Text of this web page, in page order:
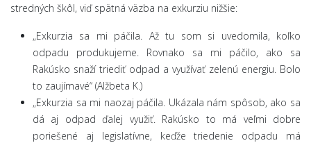
stredných škôl, viď spätná väzba na exkurziu nižšie:
„Exkurzia sa mi páčila. Až tu som si uvedomila, koľko
odpadu produkujeme. Rovnako sa mi páčilo, ako sa
Rakúsko snaží triediť odpad a využívať zelenú energiu. Bolo
to zaujímavé“ (Alžbeta K.)
„Exkurzia sa mi naozaj páčila. Ukázala nám spôsob, ako sa
dá aj odpad ďalej využiť. Rakúsko to má veľmi dobre
poriešené aj legislatívne, keďže triedenie odpadu má